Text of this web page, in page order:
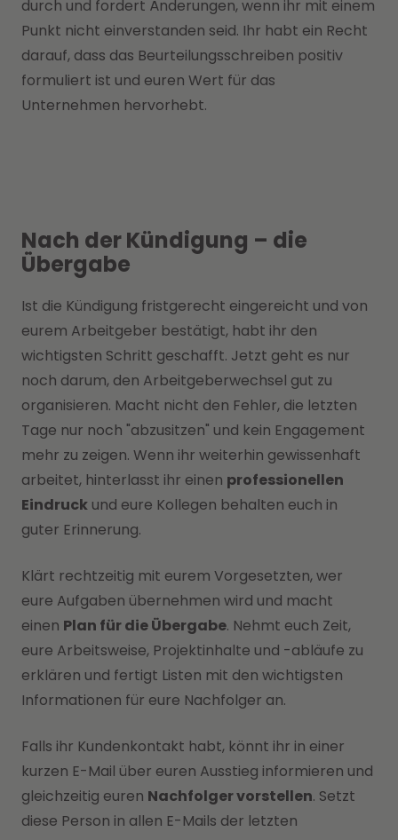
durch und fordert Änderungen, wenn ihr mit einem
Punkt nicht einverstanden seid. Ihr habt ein Recht
darauf, dass das Beurteilungsschreiben positiv
formuliert ist und euren Wert für das
Unternehmen hervorhebt.
Nach der Kündigung – die
Übergabe
Ist die Kündigung fristgerecht eingereicht und von
eurem Arbeitgeber bestätigt, habt ihr den
wichtigsten Schritt geschafft. Jetzt geht es nur
noch darum, den Arbeitgeberwechsel gut zu
organisieren. Macht nicht den Fehler, die letzten
Tage nur noch "abzusitzen" und kein Engagement
mehr zu zeigen. Wenn ihr weiterhin gewissenhaft
arbeitet, hinterlasst ihr einen professionellen
Eindruck und eure Kollegen behalten euch in
guter Erinnerung.
Klärt rechtzeitig mit eurem Vorgesetzten, wer
eure Aufgaben übernehmen wird und macht
einen Plan für die Übergabe. Nehmt euch Zeit,
eure Arbeitsweise, Projektinhalte und -abläufe zu
erklären und fertigt Listen mit den wichtigsten
Informationen für eure Nachfolger an.
Falls ihr Kundenkontakt habt, könnt ihr in einer
kurzen E-Mail über euren Ausstieg informieren und
gleichzeitig euren Nachfolger vorstellen. Setzt
diese Person in allen E-Mails der letzten